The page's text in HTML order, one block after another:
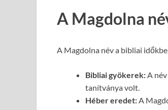
A Magdolna
A Magdolna név a bibliai
Bibliai gyökerek: A
tanítványa volt.
Héber eredet: A